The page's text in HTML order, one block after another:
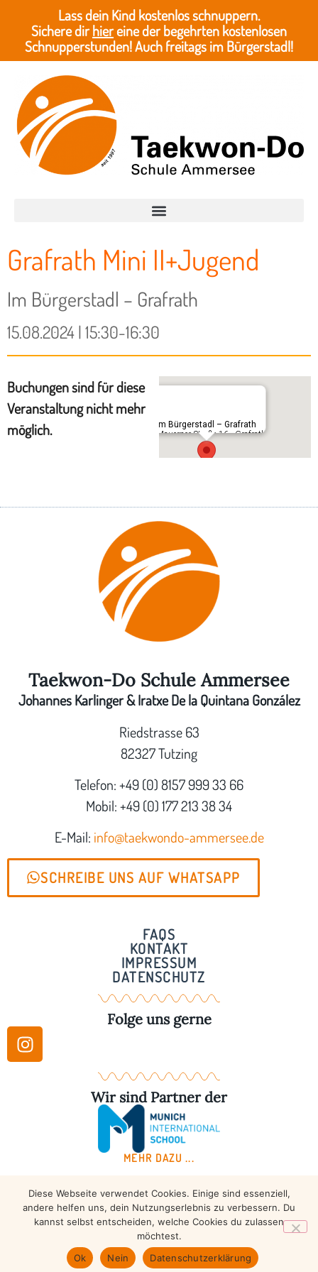
Lass dein Kind kostenlos schnuppern.
Sichere dirhiereine der begehrten kostenlosen
Schnupperstunden! Auch freitags im Bürgerstadl!
Grafrath Mini II+Jugend
Im Bürgerstadl – Grafrath
15.08.2024 | 15:30-16:30
Buchungen sind für diese
Veranstaltung nicht mehr
möglich.
Im Bürgerstadl – Grafrath
Mauerner Straße 16 - Grafrath
Taekwon-Do Schule Ammersee
Johannes Karlinger & Iratxe De la Quintana González
Riedstrasse 63
82327 Tutzing
Telefon: +49 (0) 8157 999 33 66
Mobil: +49 (0) 177 213 38 34
E-Mail: info@taekwondo-ammersee.de
SCHREIBE UNS AUF WHATSAPP
FAQS
KONTAKT
IMPRESSUM
DATENSCHUTZ
Folge uns gerne
Wir sind Partner der
MEHR DAZU ...
Copyright © 2026 – Taekwondo Ammersee | All rights
reserved.
Diese Webseite verwendet Cookies. Einige sind essenziell,
andere helfen uns, dein Nutzungserlebnis zu verbessern. Du
kannst selbst entscheiden, welche Cookies du zulassen
möchtest.
Ok
Nein Datenschutzerklärung